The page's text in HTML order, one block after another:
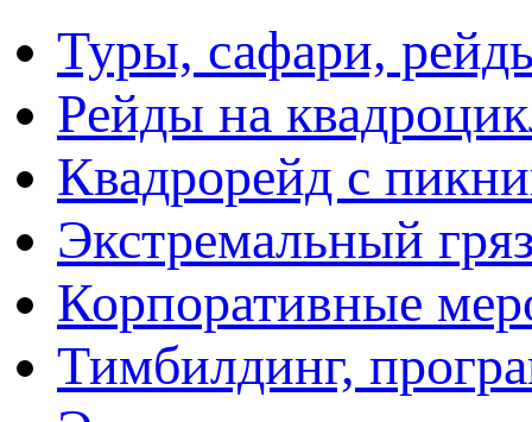
Туры, сафари,
Рейды на
Квадрорейд с
Экстремальный
Корпоративные
Тимбилдинг,